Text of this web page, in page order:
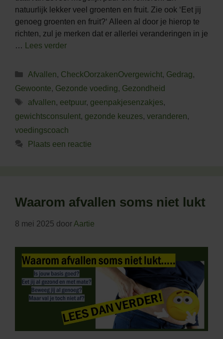
natuurlijk lekker veel groenten en fruit. Zie ook ‘Eet jij
genoeg groenten en fruit?‘ Alleen al door je hierop te
richten, zul je merken dat er allerlei veranderingen in je
… Lees verder
Categorieën
Afvallen, CheckOorzakenOvergewicht, Gedrag,
Gewoonte, Gezonde voeding, Gezondheid
Tags
afvallen, eetpuur, geenpakjesenzakjes,
gewichtsconsulent, gezonde keuzes, veranderen,
voedingscoach
Plaats een reactie
Waarom afvallen soms niet lukt
8 mei 2025 doorAartie